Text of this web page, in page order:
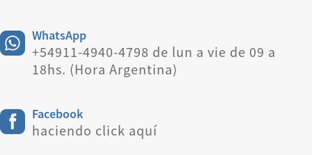
WhatsApp
+54911-4940-4798 de lun a vie de 09 a
18hs. (Hora Argentina)
Facebook
haciendo click aquí